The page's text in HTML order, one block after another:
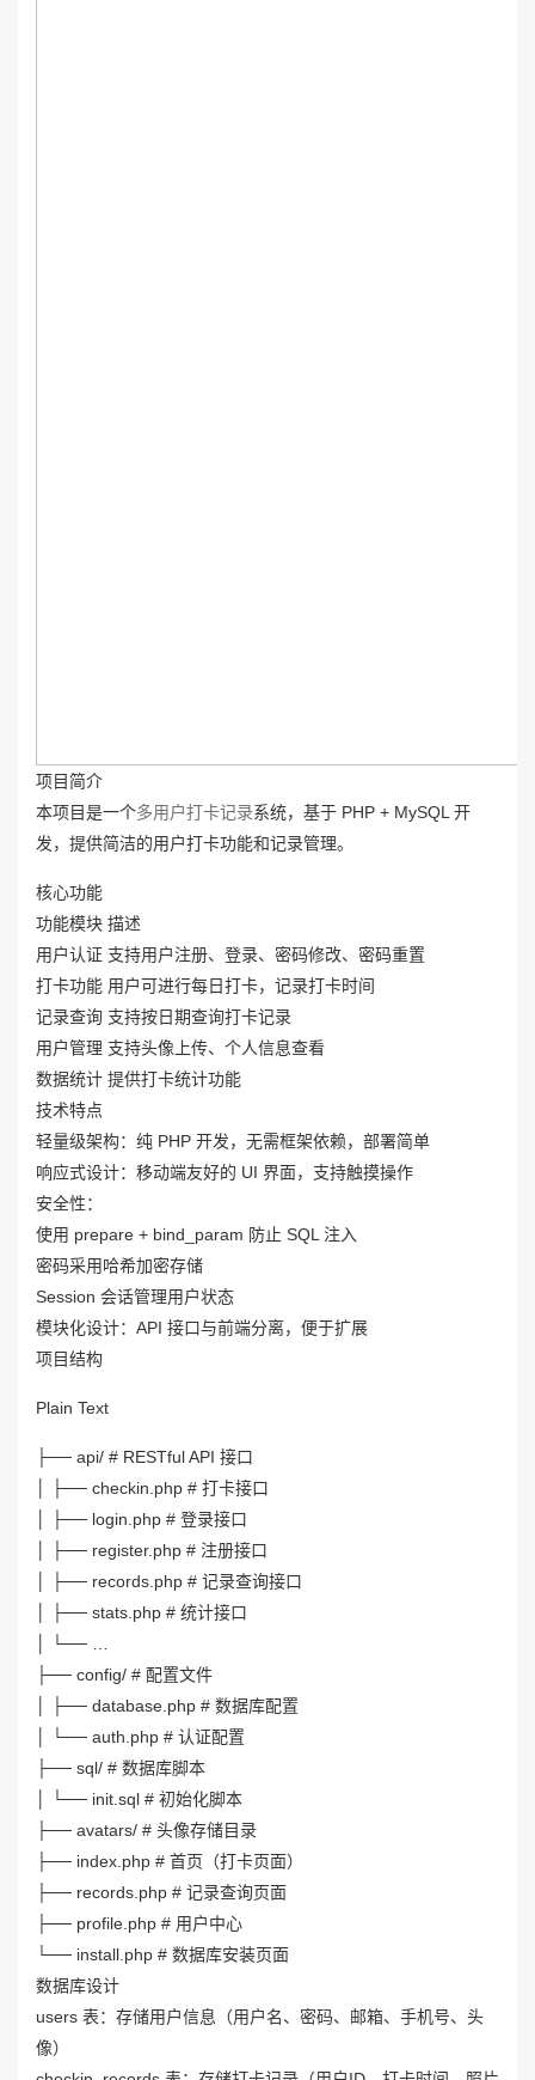
项目简介
本项目是一个多用户打卡记录系统，基于 PHP + MySQL 开
发，提供简洁的用户打卡功能和记录管理。
核心功能
功能模块 描述
用户认证 支持用户注册、登录、密码修改、密码重置
打卡功能 用户可进行每日打卡，记录打卡时间
记录查询 支持按日期查询打卡记录
用户管理 支持头像上传、个人信息查看
数据统计 提供打卡统计功能
技术特点
轻量级架构：纯 PHP 开发，无需框架依赖，部署简单
响应式设计：移动端友好的 UI 界面，支持触摸操作
安全性：
使用 prepare + bind_param 防止 SQL 注入
密码采用哈希加密存储
Session 会话管理用户状态
模块化设计：API 接口与前端分离，便于扩展
项目结构
Plain Text
├── api/ # RESTful API 接口
│ ├── checkin.php # 打卡接口
│ ├── login.php # 登录接口
│ ├── register.php # 注册接口
│ ├── records.php # 记录查询接口
│ ├── stats.php # 统计接口
│ └── …
├── config/ # 配置文件
│ ├── database.php # 数据库配置
│ └── auth.php # 认证配置
├── sql/ # 数据库脚本
│ └── init.sql # 初始化脚本
├── avatars/ # 头像存储目录
├── index.php # 首页（打卡页面）
├── records.php # 记录查询页面
├── profile.php # 用户中心
└── install.php # 数据库安装页面
数据库设计
users 表：存储用户信息（用户名、密码、邮箱、手机号、头
像）